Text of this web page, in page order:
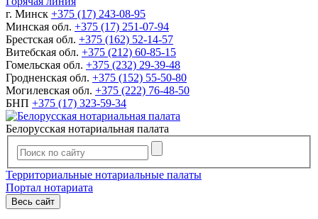
г. Минск +375 (17) 243-08-95
Минская обл. +375 (17) 251-07-94
Брестская обл. +375 (162) 52-14-57
Витебская обл. +375 (212) 60-85-15
Гомельская обл. +375 (232) 29-39-48
Гродненская обл. +375 (152) 55-50-80
Могилевская обл. +375 (222) 76-48-50
БНП +375 (17) 323-59-34
Белорусская нотариальная палата
Территориальные нотариальные палаты
Портал нотариата
Весь сайт